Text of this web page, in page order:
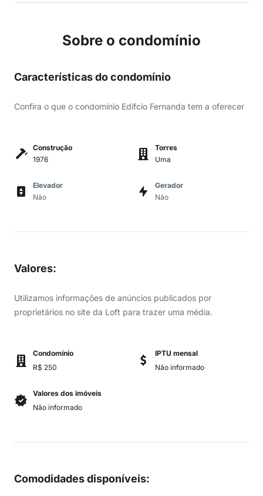
Sobre o condomínio
Características do condomínio
Confira o que o condomínio Edifcio Fernanda tem a oferecer
Construção
1976
Torres
Uma
Elevador
Não
Gerador
Não
Valores:
Utilizamos informações de anúncios publicados por
proprietários no site da Loft para trazer uma média.
Condomínio
R$ 250
IPTU mensal
Não informado
Valores dos imóveis
Não informado
Comodidades disponíveis: